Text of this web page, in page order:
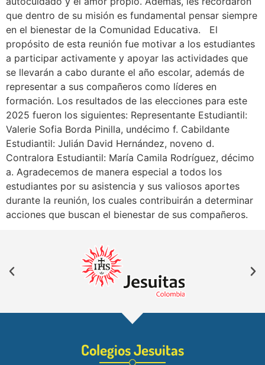
que dentro de su misión es fundamental pensar siempre
en el bienestar de la Comunidad Educativa. El
propósito de esta reunión fue motivar a los estudiantes
a participar activamente y apoyar las actividades que
se llevarán a cabo durante el año escolar, además de
representar a sus compañeros como líderes en
formación. Los resultados de las elecciones para este
2025 fueron los siguientes: Representante Estudiantil:
Valerie Sofia Borda Pinilla, undécimo f. Cabildante
Estudiantil: Julián David Hernández, noveno d.
Contralora Estudiantil: María Camila Rodríguez, décimo
a. Agradecemos de manera especial a todos los
estudiantes por su asistencia y sus valiosos aportes
durante la reunión, los cuales contribuirán a determinar
acciones que buscan el bienestar de sus compañeros.
Colegios Jesuitas